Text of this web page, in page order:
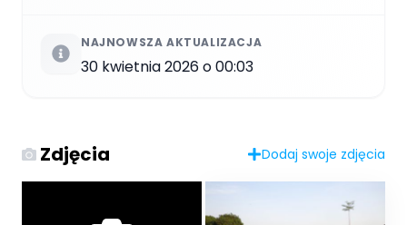
NAJNOWSZA AKTUALIZACJA
30 kwietnia 2026 o 00:03
Zdjęcia Dodaj swoje zdjęcia